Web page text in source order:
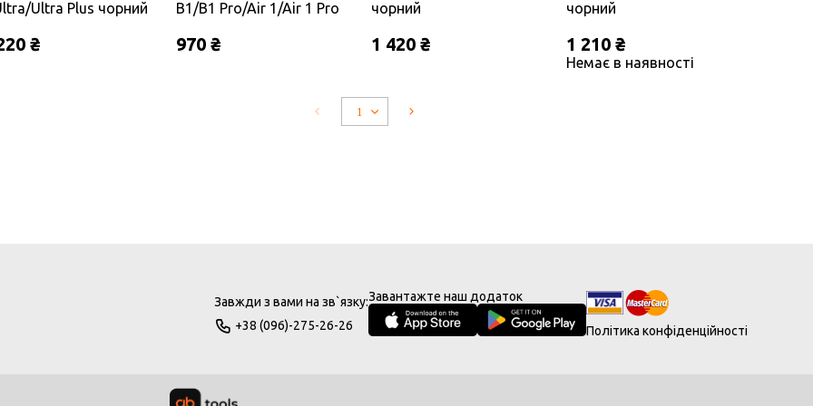
Ultra Plus чорний
₴
B1/B1 Pro/Air 1/Air 1 Pro
970 ₴
чорний
1 420 ₴
чорний
1 210 ₴
Немає в наявності
Завжди з вами на зв`язку:
+38 (096)-275-26-26
Завантажте наш додаток
Політика конфіденційності